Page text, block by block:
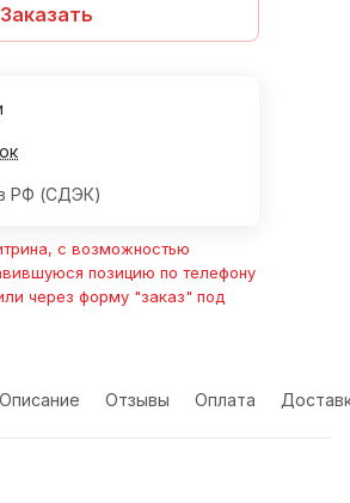
Заказать
РФ (СДЭК)
с возможностью
позицию по телефону
через форму "заказ" под
Описание Отзывы Оплата